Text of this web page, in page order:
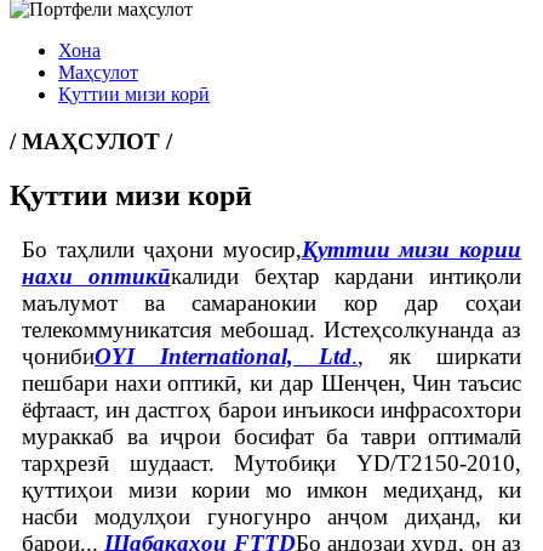
Хона
Маҳсулот
Қуттии мизи корӣ
/ МАҲСУЛОТ /
Қуттии мизи корӣ
Бо таҳлили ҷаҳони муосир,Қуттии мизи кории
нахи оптикӣкалиди беҳтар кардани интиқоли
маълумот ва самаранокии кор дар соҳаи
телекоммуникатсия мебошад. Истеҳсолкунанда аз
ҷонибиOYI International, Ltd., як ширкати
пешбари нахи оптикӣ, ки дар Шенҷен, Чин таъсис
ёфтааст, ин дастгоҳ барои инъикоси инфрасохтори
мураккаб ва иҷрои босифат ба таври оптималӣ
тарҳрезӣ шудааст. Мутобиқи YD/T2150-2010,
қуттиҳои мизи кории мо имкон медиҳанд, ки
насби модулҳои гуногунро анҷом диҳанд, ки
барои... Шабакаҳои FTTDБо андозаи хурд, он аз